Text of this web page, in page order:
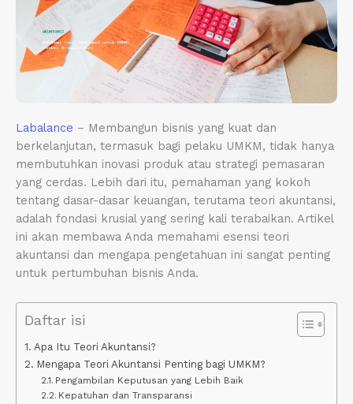
Labalance – Membangun bisnis yang kuat dan
berkelanjutan, termasuk bagi pelaku UMKM, tidak hanya
membutuhkan inovasi produk atau strategi pemasaran
yang cerdas. Lebih dari itu, pemahaman yang kokoh
tentang dasar-dasar keuangan, terutama teori akuntansi,
adalah fondasi krusial yang sering kali terabaikan. Artikel
ini akan membawa Anda memahami esensi teori
akuntansi dan mengapa pengetahuan ini sangat penting
untuk pertumbuhan bisnis Anda.
Daftar isi
Apa Itu Teori Akuntansi?
Mengapa Teori Akuntansi Penting bagi UMKM?
Pengambilan Keputusan yang Lebih Baik
Kepatuhan dan Transparansi